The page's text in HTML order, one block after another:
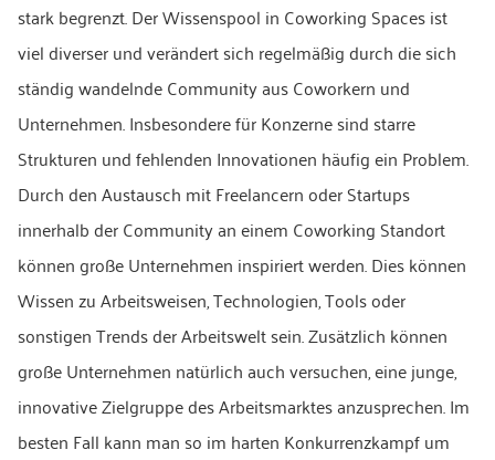
stark begrenzt. Der Wissenspool in Coworking Spaces ist
viel diverser und verändert sich regelmäßig durch die sich
ständig wandelnde Community aus Coworkern und
Unternehmen. Insbesondere für Konzerne sind starre
Strukturen und fehlenden Innovationen häufig ein Problem.
Durch den Austausch mit Freelancern oder Startups
innerhalb der Community an einem Coworking Standort
können große Unternehmen inspiriert werden. Dies können
Wissen zu Arbeitsweisen, Technologien, Tools oder
sonstigen Trends der Arbeitswelt sein. Zusätzlich können
große Unternehmen natürlich auch versuchen, eine junge,
innovative Zielgruppe des Arbeitsmarktes anzusprechen. Im
besten Fall kann man so im harten Konkurrenzkampf um